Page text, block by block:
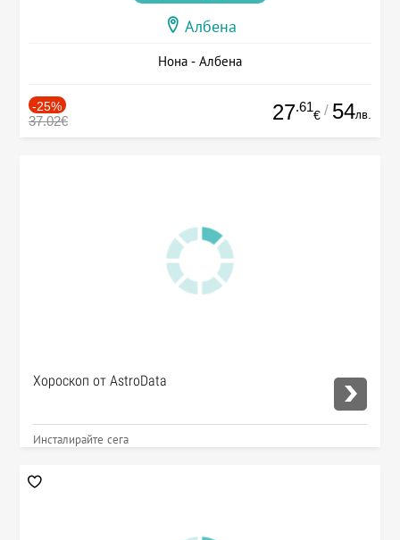
Албена
Нона - Албена
-25%
37.02€ 27.61
€ / 54лв.
Хороскоп от AstroData
Инсталирайте сега